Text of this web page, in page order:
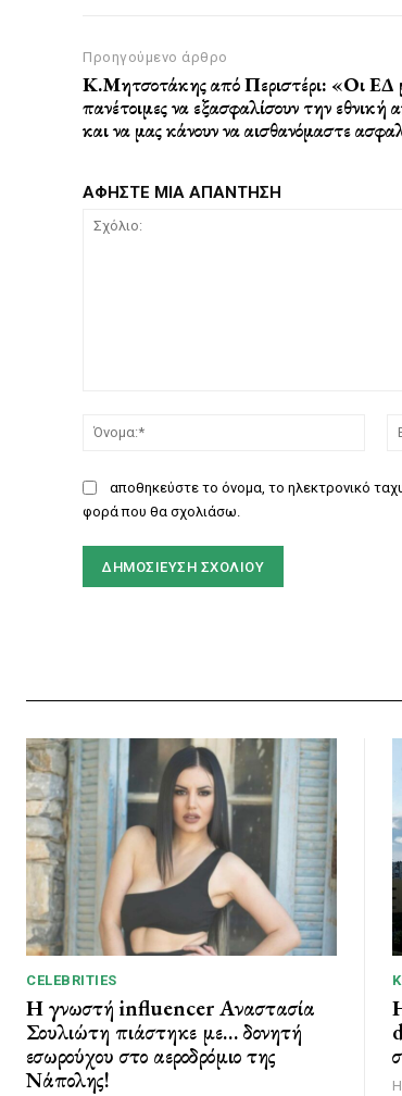
Προηγούμενο άρθρο
Κ.Μητσοτάκης από Περιστέρι: «Οι ΕΔ
πανέτοιμες να εξασφαλίσουν την εθνική
και να μας κάνουν να αισθανόμαστε
ΑΦΗΣΤΕ ΜΙΑ ΑΠΑΝΤΗΣΗ
αποθηκεύστε το όνομα, το ηλεκτρονικό
φορά που θα σχολιάσω.
CELEBRITIES
Η γνωστή influencer Αναστασία
Σουλιώτη πιάστηκε με… δονητή
εσωρούχου στο αεροδρόμιο της
Νάπολης!